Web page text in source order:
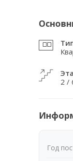
2 /
Год